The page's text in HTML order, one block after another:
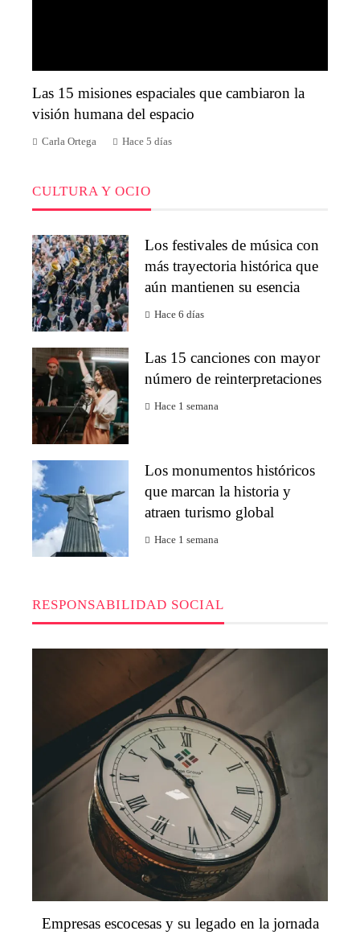
Las 15 misiones espaciales que cambiaron la
visión humana del espacio
Carla Ortega Hace 5 días
CULTURA Y OCIO
Los festivales de música con
más trayectoria histórica que
aún mantienen su esencia
Hace 6 días
Las 15 canciones con mayor
número de reinterpretaciones
Hace 1 semana
Los monumentos históricos
que marcan la historia y
atraen turismo global
Hace 1 semana
RESPONSABILIDAD SOCIAL
Empresas escocesas y su legado en la jornada